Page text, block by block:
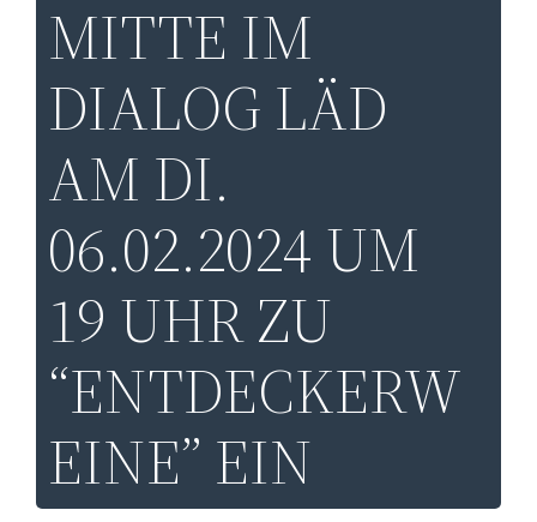
MITTE IM
DIALOG LÄD
AM DI.
06.02.2024 UM
19 UHR ZU
“ENTDECKERW
EINE” EIN